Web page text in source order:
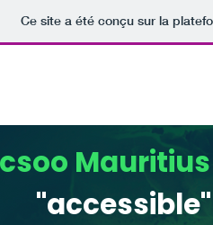
Ce site a été conçu sur la